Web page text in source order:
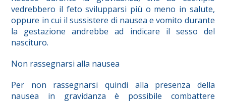
vedrebbero il feto svilupparsi più o meno in salute,
oppure in cui il sussistere di nausea e vomito durante
la gestazione andrebbe ad indicare il sesso del
nascituro.
Non rassegnarsi alla nausea
Per non rassegnarsi quindi alla presenza della
nausea in gravidanza è possibile combattere